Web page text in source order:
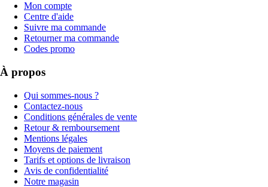
Mon compte
Centre d'aide
Suivre ma commande
Retourner ma commande
Codes promo
À propos
Qui sommes-nous ?
Contactez-nous
Conditions générales de vente
Retour & remboursement
Mentions légales
Moyens de paiement
Tarifs et options de livraison
Avis de confidentialité
Notre magasin